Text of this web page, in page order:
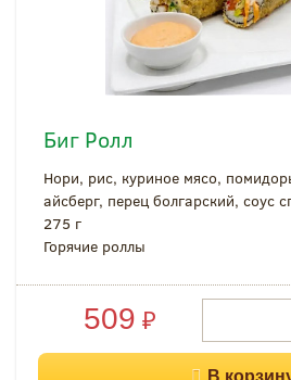
Биг Ролл
Нори, рис, куриное мясо,
айсберг, перец болгарский, соус
275 г
Горячие роллы
509 ₽